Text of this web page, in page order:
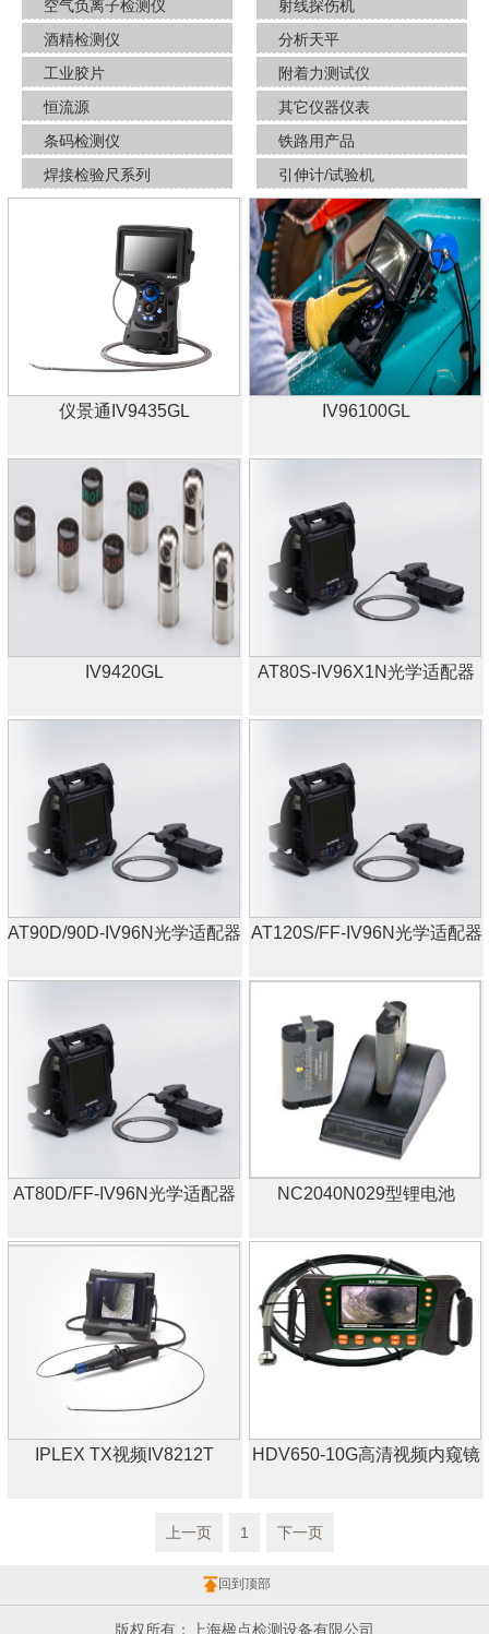
空气负离子检测仪
射线探伤机
酒​精检测仪
分析天平
工业胶片
附着力测试仪
恒流源
其它仪器仪表
条码检测仪
铁路用产品
焊接检验尺系列
引伸计/试验机
仪景通IV9435GL IV96100GL
IV9420GL AT80S-IV96X1N光学适配器
AT90D/90D-IV96N光学适配器 AT120S/FF-IV96N光学适配器
AT80D/FF-IV96N光学适配器 NC2040N029型锂电池
IPLEX TX视频IV8212T HDV650-10G高清视频内窥镜
上一页 1 下一页
回到顶部
版权所有：上海楹点检测设备有限公司